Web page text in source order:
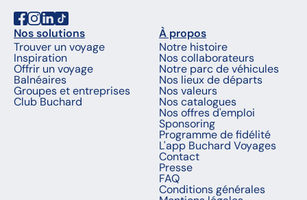
Nos solutions
Trouver un voyage
Inspiration
Offrir un voyage
Balnéaires
Groupes et entreprises
Club Buchard
À propos
Notre histoire
Nos collaborateurs
Notre parc de véhicules
Nos lieux de départs
Nos valeurs
Nos catalogues
Nos offres d'emploi
Sponsoring
Programme de fidélité
L'app Buchard Voyages
Contact
Presse
FAQ
Conditions générales